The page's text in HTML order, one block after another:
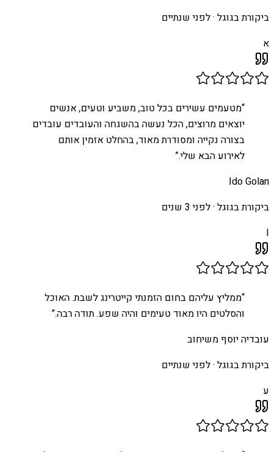
ביקורת בגוגל ·לפני שנתיים
א
“מטעמים עשירים בכל טוב, משביע וטעים, אנשים
יוצאים מרוצים, הכל נעשה בהשגחה והעובדים עובדים
בצורה נקייה ומסודרת מאוד, בהחלט אזמין אותם
לאירוע הבא שלי.”
Ido Golan
ביקורת בגוגל ·לפני 3 שנים
I
“ממליץ עליהם בחום הזמנתי קייטרינג לשבת. האוכל
והסלטים היו מאוד טעימים והיה שפע. תודה רבה.”
עובדיה יוסף משיחוב
ביקורת בגוגל ·לפני שנתיים
ע